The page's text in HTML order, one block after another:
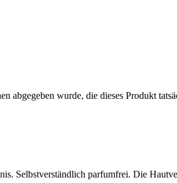
abgegeben wurde, die dieses Produkt
Selbstverständlich parfumfrei. Die